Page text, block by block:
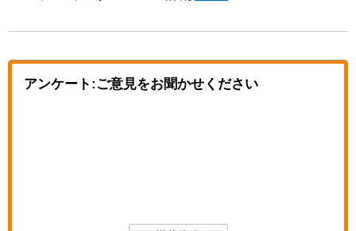
アンケート:ご意見をお聞かせください